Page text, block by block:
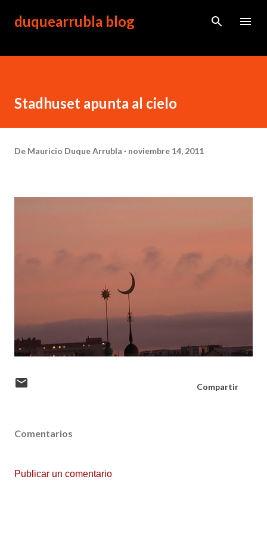
Ir al contenido principal
duquearrubla blog
Stadhuset apunta al cielo
De Mauricio Duque Arrubla noviembre 14, 2011
Compartir
Comentarios
Publicar un comentario